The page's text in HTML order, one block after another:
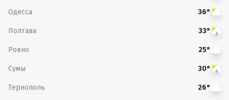
Одесса 36°
Полтава 33°
Ровно 25°
Сумы 30°
Тернополь 26°